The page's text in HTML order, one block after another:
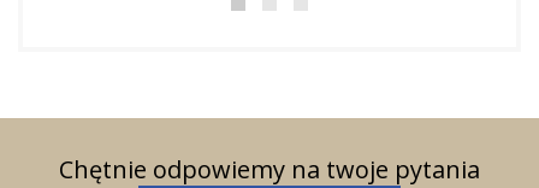
Chętnie odpowiemy na twoje pytania